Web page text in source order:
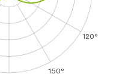
120°
150°